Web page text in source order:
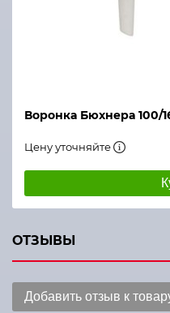
Воронка Бюхнера 100/
Цену уточняйте
ОТЗЫВЫ
Добавить отзыв к